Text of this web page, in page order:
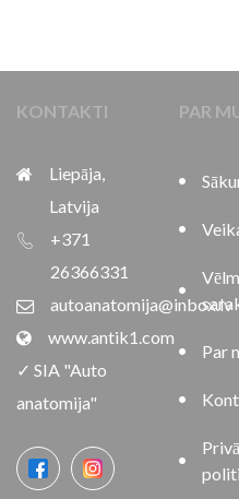
KONTAKTI
Liepāja,
Latvija
+371
26366331
autoanatomija@inbox.lv
www.antik1.com
✓ SIA "Auto
anatomija"
PAR
Par